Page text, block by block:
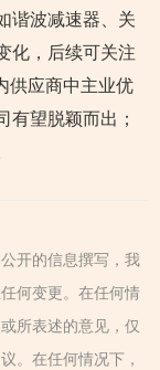
谐波减速器、关
化，后续可关注
供应商中主业优
有望脱颖而出；
开的信息撰写，我
何变更。在任何情
所表述的意见，仅
。在任何情况下，